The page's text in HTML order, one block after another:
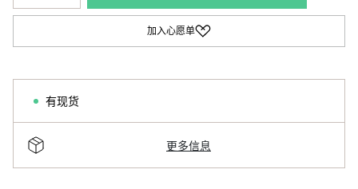
加入心愿单
有现货
更多信息